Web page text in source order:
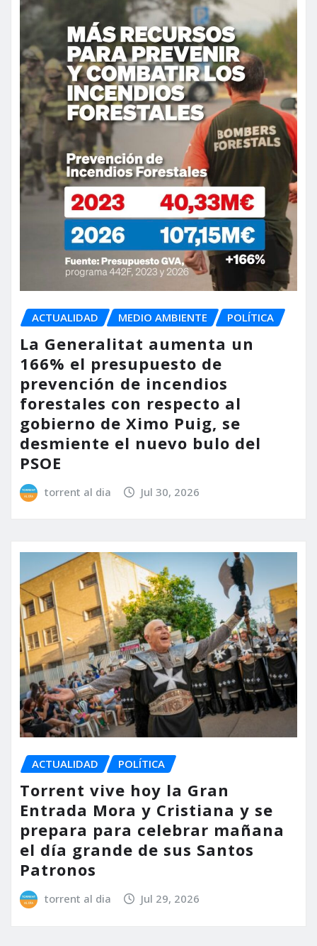
ACTUALIDAD MEDIO AMBIENTE POLÍTICA
La Generalitat aumenta un
166% el presupuesto de
prevención de incendios
forestales con respecto al
gobierno de Ximo Puig, se
desmiente el nuevo bulo del
PSOE
torrent al dia Jul 30, 2026
ACTUALIDAD POLÍTICA
Torrent vive hoy la Gran
Entrada Mora y Cristiana y se
prepara para celebrar mañana
el día grande de sus Santos
Patronos
torrent al dia Jul 29, 2026